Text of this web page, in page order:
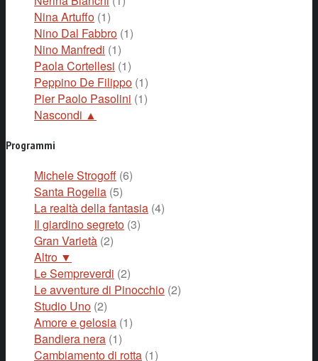
Nina Artuffo (1)
Nino Dal Fabbro (1)
Nino Manfredi (1)
Paola Cortellesi (1)
Peppino De Filippo (1)
Pier Paolo Pasolini (1)
Nascondi ▲
Programmi
Michele Strogoff (6)
Santa Rogelia (5)
La realtà della fantasia (4)
Il giardino segreto (3)
Gran Varietà (2)
Altro ▼
Le Sempreverdi (2)
Le avventure di Pinocchio (2)
Studio Uno (2)
Amore e gelosia (1)
Bandiera nera (1)
Cambiamento di rotta (1)